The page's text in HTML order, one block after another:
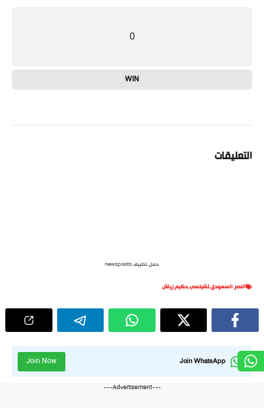
0
WIN
التعليقات
حمل تطبيق newspoots
النصر السعودي,تشيلسي,حكيم زياش
Join WhatsApp
Join Now
---Advertisement---